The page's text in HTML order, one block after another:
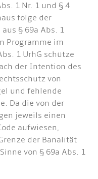
1 Nr. 1 und § 4
folge der
§ 69a Abs. 1
Programme im
1 UrhG schütze
der Intention des
von
und fehlende
Da die von der
jeweils einen
aufwiesen,
der Banalität
von § 69a Abs. 1